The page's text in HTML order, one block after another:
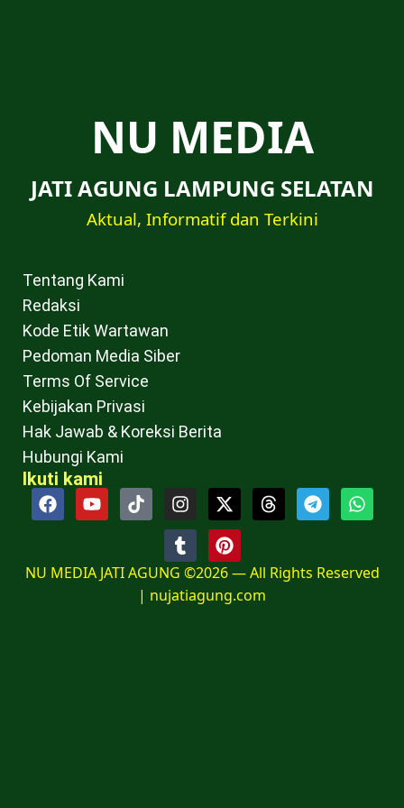
NU MEDIA
JATI AGUNG LAMPUNG SELATAN
Aktual, Informatif dan Terkini
Tentang Kami
Redaksi
Kode Etik Wartawan
Pedoman Media Siber
Terms Of Service
Kebijakan Privasi
Hak Jawab & Koreksi Berita
Hubungi Kami
Ikuti kami
NU MEDIA JATI AGUNG ©2026 — All Rights Reserved
| nujatiagung.com